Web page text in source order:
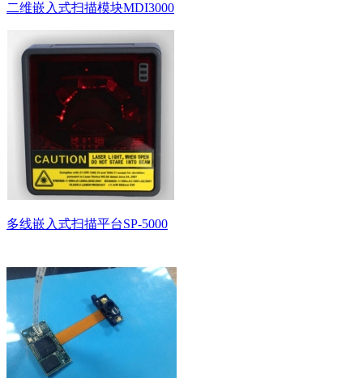
二维嵌入式扫描模块MDI3000
多线嵌入式扫描平台SP-5000